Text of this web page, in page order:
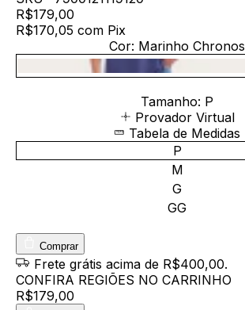
R$179,00
R$170,05 com Pix
Cor: Marinho Chronos
Tamanho: P
Provador Virtual
Tabela de Medidas
P
M
G
GG
Comprar
Frete grátis acima de R$400,00.
CONFIRA REGIÕES NO CARRINHO
R$179,00